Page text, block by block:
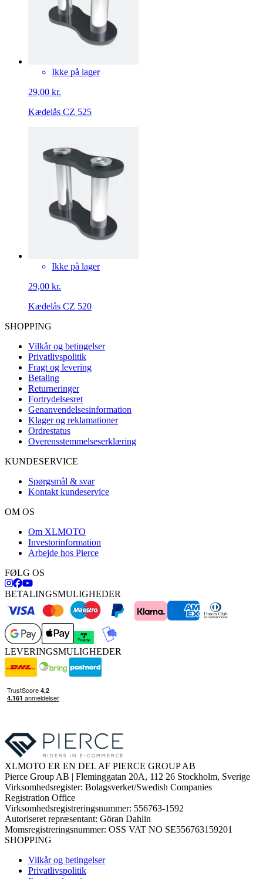
Ikke på lager
29,00 kr.
Kædelås CZ 525
Ikke på lager
29,00 kr.
Kædelås CZ 520
SHOPPING
Vilkår og betingelser
Privatlivspolitik
Fragt og levering
Betaling
Returneringer
Fortrydelsesret
Genanvendelsesinformation
Klager og reklamationer
Ordrestatus
Overensstemmelseserklæring
KUNDESERVICE
Spørgsmål & svar
Kontakt kundeservice
OM OS
Om XLMOTO
Investorinformation
Arbejde hos Pierce
FØLG OS
BETALINGSMULIGHEDER
LEVERINGSMULIGHEDER
XLMOTO ER EN DEL AF PIERCE GROUP AB
Pierce Group AB | Fleminggatan 20A, 112 26 Stockholm, Sverige
Virksomhedsregister: Bolagsverket/Swedish Companies
Registration Office
Virksomhedsregistreringsnummer: 556763-1592
Autoriseret repræsentant: Göran Dahlin
Momsregistreringsnummer: OSS VAT NO SE556763159201
SHOPPING
Vilkår og betingelser
Privatlivspolitik